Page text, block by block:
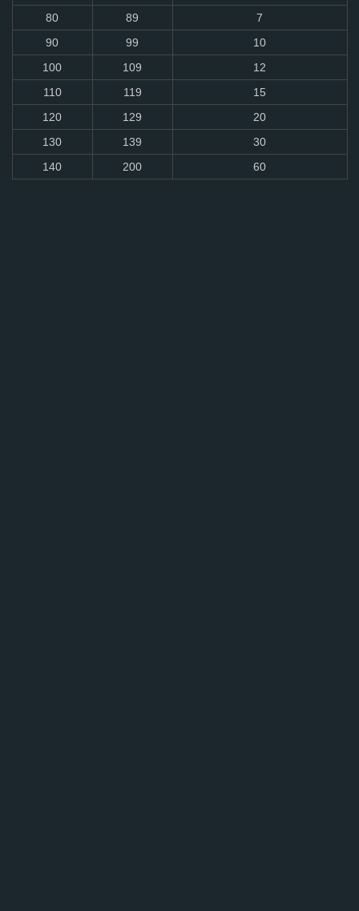
80
89
7
90
99
10
100
109
12
110
119
15
120
129
20
130
139
30
140
200 60